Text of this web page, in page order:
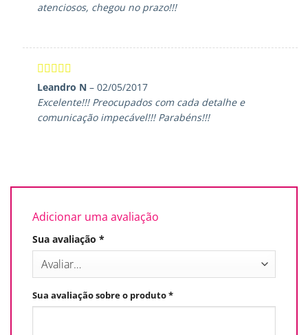
atenciosos, chegou no prazo!!!
Avaliação5
Leandro N– 02/05/2017
Excelente!!! Preocupados com cada detalhe e
comunicação impecável!!! Parabéns!!!
Adicionar uma avaliação
Sua avaliação *
Sua avaliação sobre o produto*